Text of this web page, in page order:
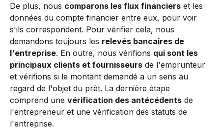
De plus, nous comparons les flux financiers et les
données du compte financier entre eux, pour voir
s'ils correspondent. Pour vérifier cela, nous
demandons toujours les relevés bancaires de
l'entreprise. En outre, nous vérifions qui sont les
principaux clients et fournisseurs de l'emprunteur
et vérifions si le montant demandé a un sens au
regard de l'objet du prêt. La dernière étape
comprend une vérification des antécédents de
l'entrepreneur et une vérification des statuts de
l'entreprise.